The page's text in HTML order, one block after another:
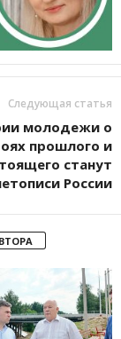
Следующая статья
молодежи о
прошлого и
станут
России